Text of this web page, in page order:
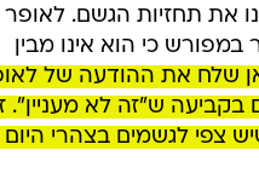
את תחזיות הגשם.
כי הוא אינו מבין
שלח את ההודעה של
בקביעה ש"זה לא
צפי לגשמים בצהרי היום